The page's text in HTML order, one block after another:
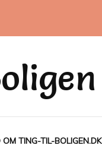
OM TING-TIL-BOLIGEN.DK